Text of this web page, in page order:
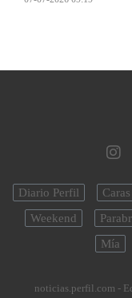
Diario Perfil Caras
Weekend
Mía
noticias.perfil.com -